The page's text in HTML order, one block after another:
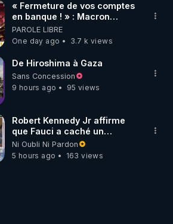
« Fermeture de vos comptes
en banque ! » : Macron
impose une loi folle !
PAROLE LIBRE
One day ago
3.7 k views
De Hiroshima à Gaza
Sans Concession
9 hours ago
95 views
Robert Kennedy Jr affirme
que Fauci a caché un
infarctus pulmonaire
survenu après sa
vaccination
Ni Oubli Ni Pardon
5 hours ago
163 views